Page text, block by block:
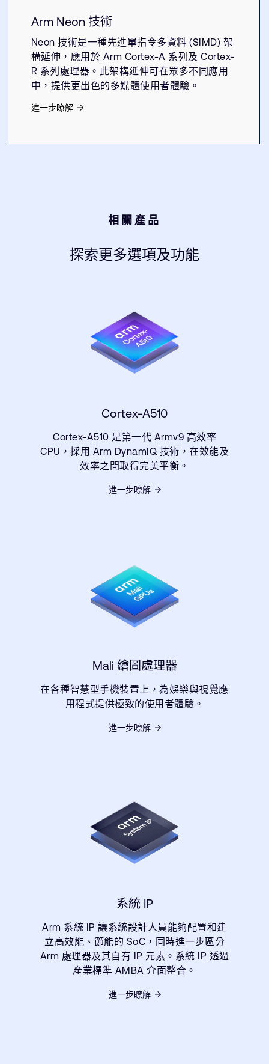
Arm Neon 技術
Neon 技術是一種先進單指令多資料 (SIMD) 架
構延伸，應用於 Arm Cortex-A 系列及 Cortex-
R 系列處理器。此架構延伸可在眾多不同應用
中，提供更出色的多媒體使用者體驗。
進一步瞭解
相關產品
探索更多選項及功能
Cortex-A510
Cortex-A510 是第一代 Armv9 高效率
CPU，採用 Arm DynamIQ 技術，在效能及
效率之間取得完美平衡。
進一步瞭解
Mali 繪圖處理器
在各種智慧型手機裝置上，為娛樂與視覺應
用程式提供極致的使用者體驗。
進一步瞭解
系統 IP
Arm 系統 IP 讓系統設計人員能夠配置和建
立高效能、節能的 SoC，同時進一步區分
Arm 處理器及其自有 IP 元素。系統 IP 透過
產業標準 AMBA 介面整合。
進一步瞭解